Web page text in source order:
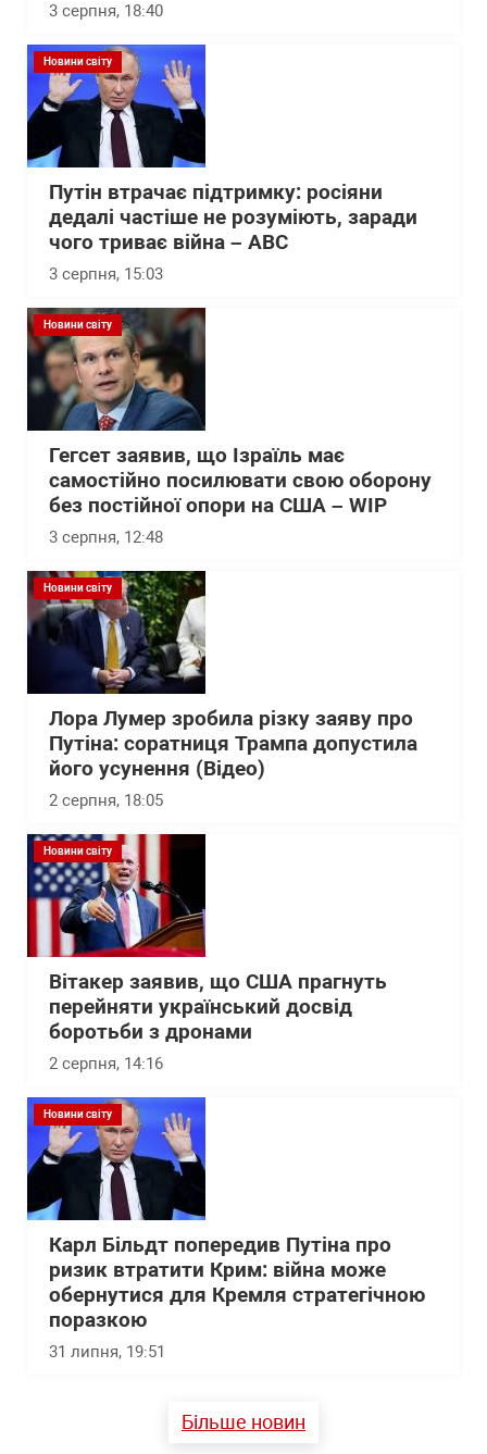
3 серпня, 18:40
Новини світу
Путін втрачає підтримку: росіяни
дедалі частіше не розуміють, заради
чого триває війна – АВС
3 серпня, 15:03
Новини світу
Гегсет заявив, що Ізраїль має
самостійно посилювати свою оборону
без постійної опори на США – WІP
3 серпня, 12:48
Новини світу
Лора Лумер зробила різку заяву про
Путіна: соратниця Трампа допустила
його усунення (Відео)
2 серпня, 18:05
Новини світу
Вітакер заявив, що США прагнуть
перейняти український досвід
боротьби з дронами
2 серпня, 14:16
Новини світу
Карл Більдт попередив Путіна про
ризик втратити Крим: війна може
обернутися для Кремля стратегічною
поразкою
31 липня, 19:51
Більше новин